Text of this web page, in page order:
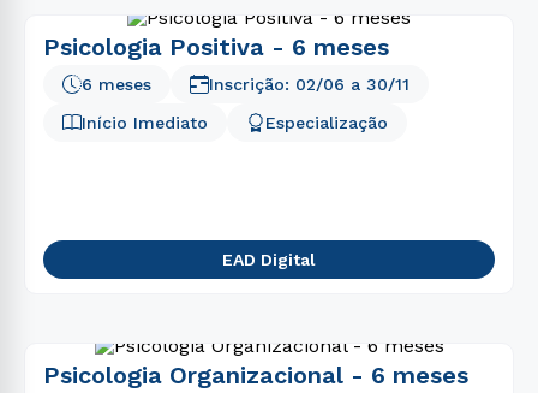
Psicologia Positiva - 6 meses
Início Imediato Especialização
6 meses Inscrição: 02/06 a 30/11
EAD Digital
Psicologia Organizacional - 6 meses